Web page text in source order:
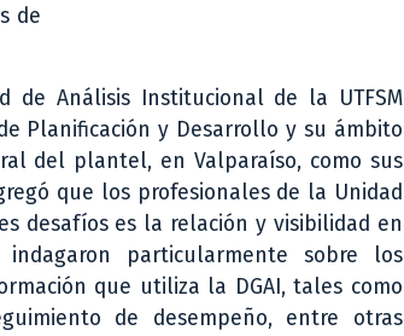
de
de Análisis Institucional de la UTFSM
Planificación y Desarrollo y su ámbito
del plantel, en Valparaíso, como sus
que los profesionales de la Unidad
desafíos es la relación y visibilidad en
particularmente sobre los
que utiliza la DGAI, tales como
de desempeño, entre otras